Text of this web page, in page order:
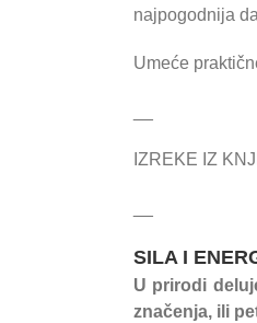
najpogodnija
Umeće
IZREKE IZ
SILA I
U prirodi
značenja, ili